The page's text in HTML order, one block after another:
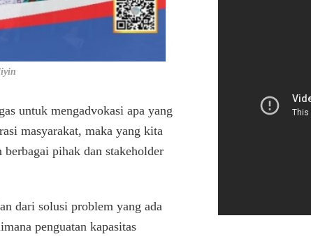
untuk mengadvokasi apa yang
masyarakat, maka yang kita
pihak dan stakeholder
dari solusi problem yang ada
penguatan kapasitas